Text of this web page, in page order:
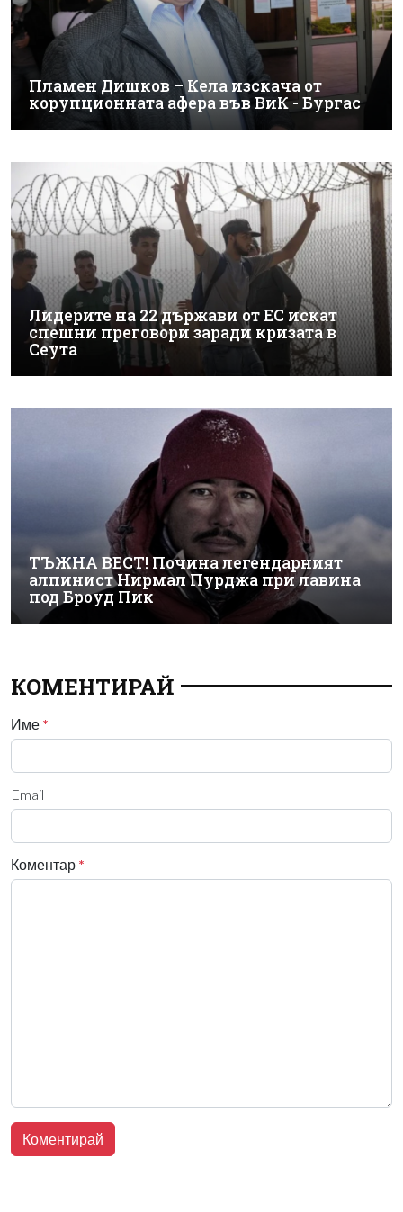
Пламен Дишков – Кела изскача от
корупционната афера във ВиК - Бургас
Лидерите на 22 държави от ЕС искат
спешни преговори заради кризата в
Сеута
ТЪЖНА ВЕСТ! Почина легендарният
алпинист Нирмал Пурджа при лавина
под Броуд Пик
КОМЕНТИРАЙ
Име *
Email
Коментар *